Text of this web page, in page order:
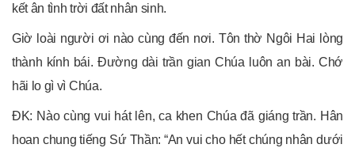
kết ân tình trời đất nhân sinh.
Giờ loài người ơi nào cùng đến nơi. Tôn thờ Ngôi Hai lòng
thành kính bái. Đường dài trần gian Chúa luôn an bài. Chớ
hãi lo gì vì Chúa.
ĐK: Nào cùng vui hát lên, ca khen Chúa đã giáng trần. Hân
hoan chung tiếng Sứ Thần: “An vui cho hết chúng nhân dưới